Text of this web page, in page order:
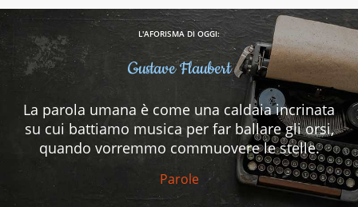
L'AFORISMA DI OGGI:
Gustave Flaubert
La parola umana è come una caldaia incrinata
su cui battiamo musica per far ballare gli orsi,
quando vorremmo commuovere le stelle.
Parole